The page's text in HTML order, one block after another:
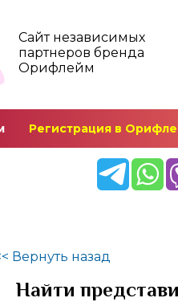
Сайт независимых
партнеров бренда
Орифлейм
Регистрация в
Вернуть назад
Найти